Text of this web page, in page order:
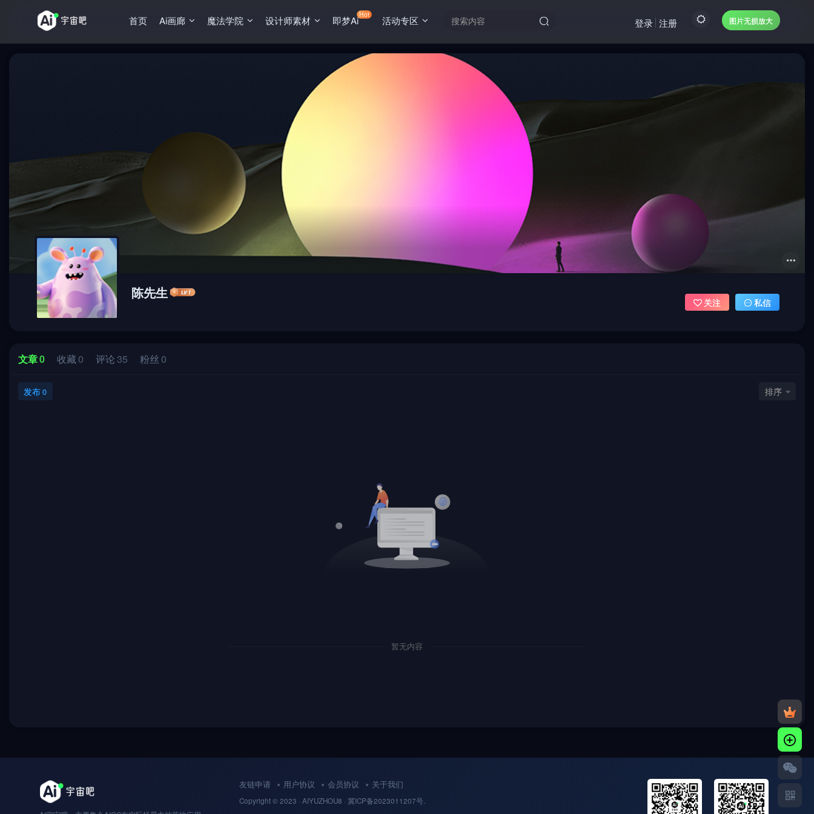
首页 Ai画廊 魔法学院 设计师素材 即梦AiHot 活动专区 图片无损放大
登录 注册
陈先生
关注 私信
文章0 收藏0 评论 35 粉丝0
发布0 排序
暂无内容
友链申请 用户协议 会员协议 关于我们
Copyright © 2023 · AIYUZHOU8 · 冀ICP备2023011207号.